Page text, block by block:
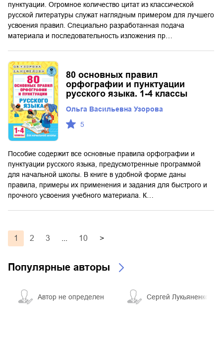
пунктуации. Огромное количество цитат из классической
русской литературы служат наглядным примером для лучшего
усвоения правил. Специально разработанная подача
материала и последовательность изложения пр…
80 основных правил
орфографии и пунктуации
русского языка. 1-4 классы
Ольга Васильевна Узорова
5
Пособие содержит все основные правила орфографии и
пунктуации русского языка, предусмотренные программой
для начальной школы. В книге в удобной форме даны
правила, примеры их применения и задания для быстрого и
прочного усвоения учебного материала. К…
1 2 3 10 >
Популярные авторы
Автор не определен Сергей Лукьяненко